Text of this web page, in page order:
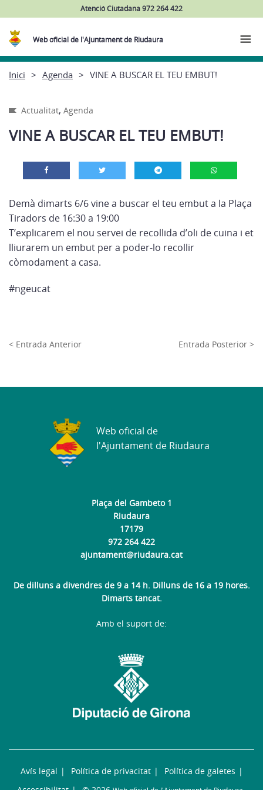
Atenció Ciutadana 972 264 422
Web oficial de l'Ajuntament de Riudaura
Inici Agenda VINE A BUSCAR EL TEU EMBUT!
Actualitat, Agenda
VINE A BUSCAR EL TEU EMBUT!
Demà dimarts 6/6 vine a buscar el teu embut a la Plaça
Tiradors de 16:30 a 19:00
T’explicarem el nou servei de recollida d’oli de cuina i et
lliurarem un embut per a poder-lo recollir
còmodament a casa.
#ngeucat
< Entrada Anterior Entrada Posterior >
Plaça del Gambeto 1
Riudaura
17179
972 264 422
ajuntament@riudaura.cat
De dilluns a divendres de 9 a 14 h. Dilluns de 16 a 19 hores.
Dimarts tancat.
Web oficial de
l'Ajuntament de Riudaura
Avís legal Política de privacitat
Política de galetes
Amb el suport de: